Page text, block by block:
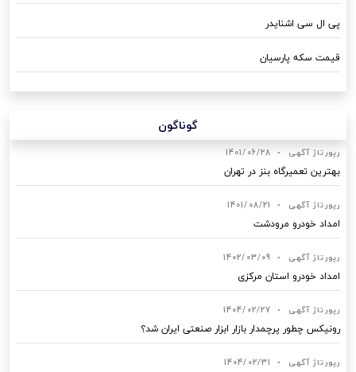
پی ال سی اشنایدر
قیمت سکه پارسیان
گوناگون
رپورتاژ آگهی •
1401/06/28
بهترین تعمیرگاه بنز در تهران
رپورتاژ آگهی •
1401/08/21
امداد خودرو مرودشت
رپورتاژ آگهی •
1402/03/09
امداد خودرو استان مرکزی
رپورتاژ آگهی •
1404/02/27
رونیکس چطور پرچمدار بازار ابزار صنعتی ایران شد؟
رپورتاژ آگهی •
1404/02/31